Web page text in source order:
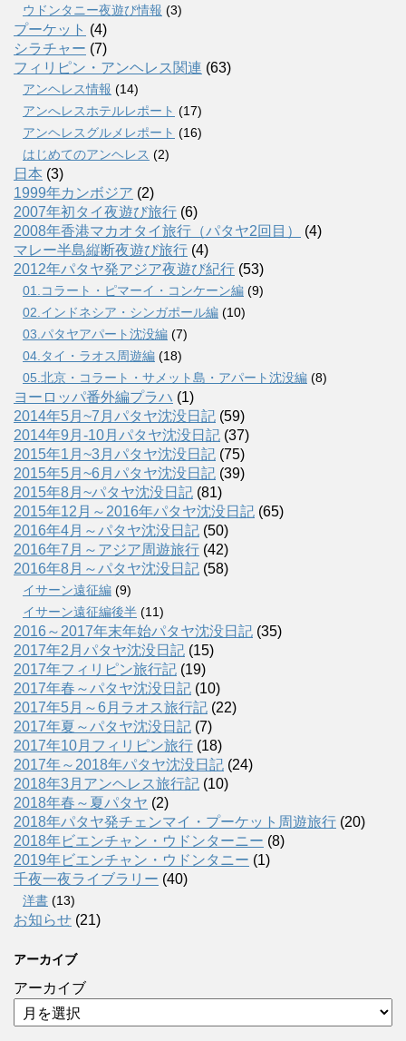
ウドンタニー夜遊び情報 (3)
プーケット (4)
シラチャー (7)
フィリピン・アンヘレス関連 (63)
アンヘレス情報 (14)
アンへレスホテルレポート (17)
アンヘレスグルメレポート (16)
はじめてのアンヘレス (2)
日本 (3)
1999年カンボジア (2)
2007年初タイ夜遊び旅行 (6)
2008年香港マカオタイ旅行（パタヤ2回目）
(4)
マレー半島縦断夜遊び旅行 (4)
2012年パタヤ発アジア夜遊び紀行 (53)
01.コラート・ピマーイ・コンケーン編 (9)
02.インドネシア・シンガポール編 (10)
03.パタヤアパート沈没編 (7)
04.タイ・ラオス周遊編 (18)
05.北京・コラート・サメット島・アパート沈没編 (8)
ヨーロッパ番外編プラハ (1)
2014年5月~7月パタヤ沈没日記 (59)
2014年9月-10月パタヤ沈没日記 (37)
2015年1月~3月パタヤ沈没日記 (75)
2015年5月~6月パタヤ沈没日記 (39)
2015年8月~パタヤ沈没日記 (81)
2015年12月～2016年パタヤ沈没日記 (65)
2016年4月～パタヤ沈没日記 (50)
2016年7月～アジア周遊旅行 (42)
2016年8月～パタヤ沈没日記 (58)
イサーン遠征編 (9)
イサーン遠征編後半 (11)
2016～2017年末年始パタヤ沈没日記 (35)
2017年2月パタヤ沈没日記 (15)
2017年フィリピン旅行記 (19)
2017年春～パタヤ沈没日記 (10)
2017年5月～6月ラオス旅行記 (22)
2017年夏～パタヤ沈没日記 (7)
2017年10月フィリピン旅行 (18)
2017年～2018年パタヤ沈没日記 (24)
2018年3月アンヘレス旅行記 (10)
2018年春～夏パタヤ (2)
2018年パタヤ発チェンマイ・プーケット周遊旅行 (20)
2018年ビエンチャン・ウドンターニー (8)
2019年ビエンチャン・ウドンタニー (1)
千夜一夜ライブラリー (40)
洋書 (13)
お知らせ (21)
アーカイブ
アーカイブ